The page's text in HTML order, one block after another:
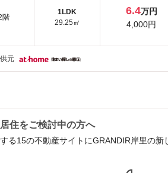
階
1LDK
29.25㎡
6.4万円
4,000円
元
住をご検討中の方へ
る15の不動産サイトにGRANDIR岸里の